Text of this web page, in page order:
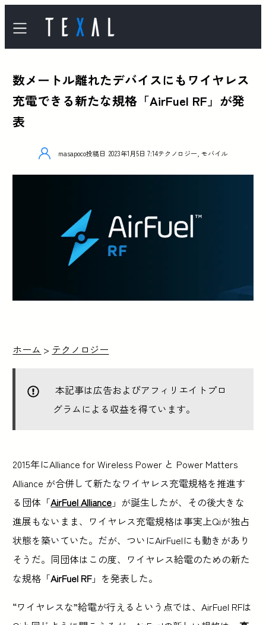
数メートル離れたデバイスにもワイヤレス
充電できる新たな規格「AirFuel RF」が発
表
masapoco投稿日 2023年1月5日 7:14テクノロジー モバイル
ホーム > テクノロジー
本記事は広告およびアフィリエイトプロ
グラムによる収益を得ています。
2015年にAlliance for Wireless Power と Power Matters
Alliance が合併して新たなワイヤレス充電規格を推進す
る団体「AirFuel Alliance 」が誕生したが、その後大きな
進展もないまま、ワイヤレス充電規格は事実上Qiが独占
状態を築いていた。だが、ついにAirFuelにも動きがあり
そうだ。同団体はこの度、ワイヤレス給電のための新た
な規格「AirFuel RF」を発表した。
“ワイヤレスな”給電が行えるという点では、AirFuel RFは